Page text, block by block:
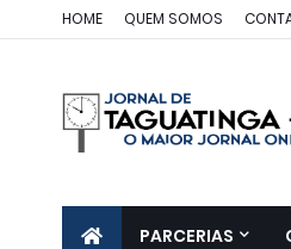
HOME QUEM SOMOS
PARCERIAS